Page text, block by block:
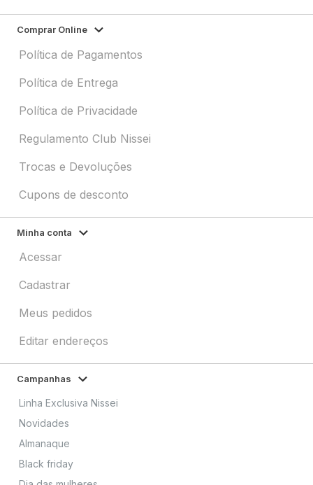
Comprar Online
Política de Pagamentos
Política de Entrega
Política de Privacidade
Regulamento Club Nissei
Trocas e Devoluções
Cupons de desconto
Minha conta
Acessar
Cadastrar
Meus pedidos
Editar endereços
Campanhas
Linha Exclusiva Nissei
Novidades
Almanaque
Black friday